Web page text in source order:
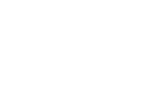
Una jornada
fraternidad
Una vez finalizada la
hermanos costaleros